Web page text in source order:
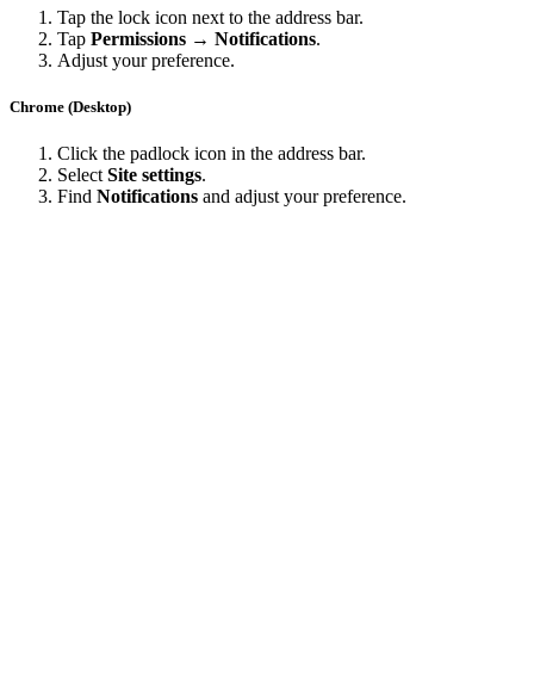
Tap the lock icon next to the address bar.
Tap Permissions → Notifications.
Adjust your preference.
Chrome (Desktop)
Click the padlock icon in the address bar.
Select Site settings.
Find Notifications and adjust your preference.